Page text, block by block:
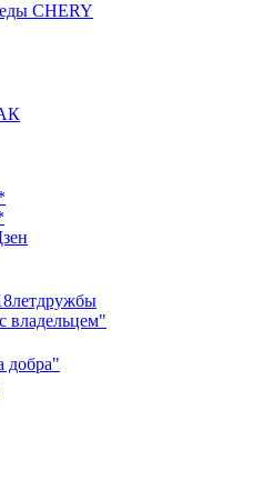
CHERY
владельцем"
добра"